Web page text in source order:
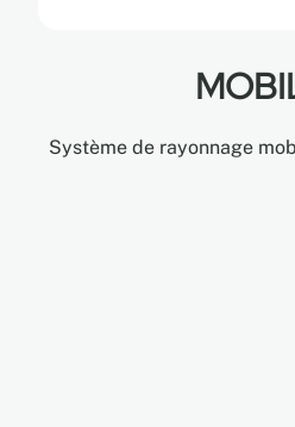
Système de rayonnage